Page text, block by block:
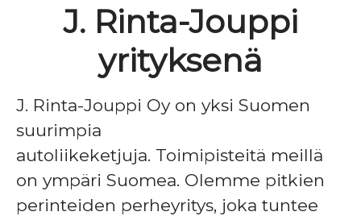
J. Rinta-Jouppi
yrityksenä
J. Rinta-Jouppi Oy on yksi Suomen
suurimpia
autoliikeketjuja. Toimipisteitä meillä
on ympäri Suomea. Olemme pitkien
perinteiden perheyritys, joka tuntee